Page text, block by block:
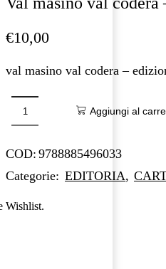
Wishlist.
€10,00
val masino val codera –
Aggiungi al
COD: 9788885496033
Categorie: EDITORIA,